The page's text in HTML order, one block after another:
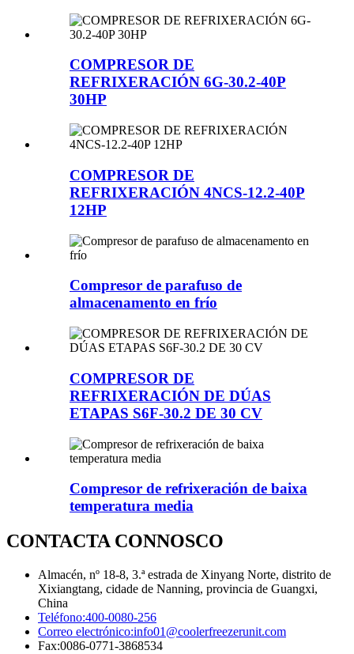
COMPRESOR DE
REFRIXERACIÓN 6G-30.2-40P
30HP
COMPRESOR DE
REFRIXERACIÓN 4NCS-12.2-40P
12HP
Compresor de parafuso de
almacenamento en frío
COMPRESOR DE
REFRIXERACIÓN DE DÚAS
ETAPAS S6F-30.2 DE 30 CV
Compresor de refrixeración de baixa
temperatura media
CONTACTA CONNOSCO
Almacén, nº 18-8, 3.ª estrada de Xinyang Norte, distrito de
Xixiangtang, cidade de Nanning, provincia de Guangxi,
China
Teléfono:400-0080-256
Correo electrónico:info01@coolerfreezerunit.com
Fax:0086-0771-3868534